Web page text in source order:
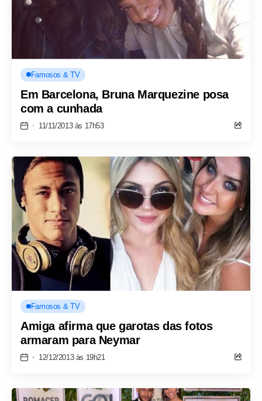
Famosos & TV
Em Barcelona, Bruna Marquezine posa
com a cunhada
11/11/2013 às 17h53
Famosos & TV
Amiga afirma que garotas das fotos
armaram para Neymar
12/12/2013 às 19h21